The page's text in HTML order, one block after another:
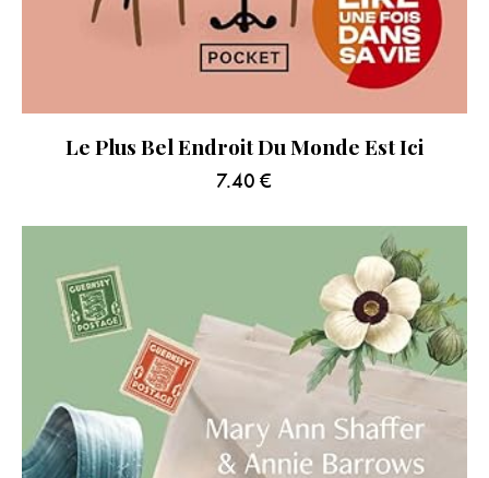
Le Plus Bel Endroit Du Monde Est Ici
7.40 €